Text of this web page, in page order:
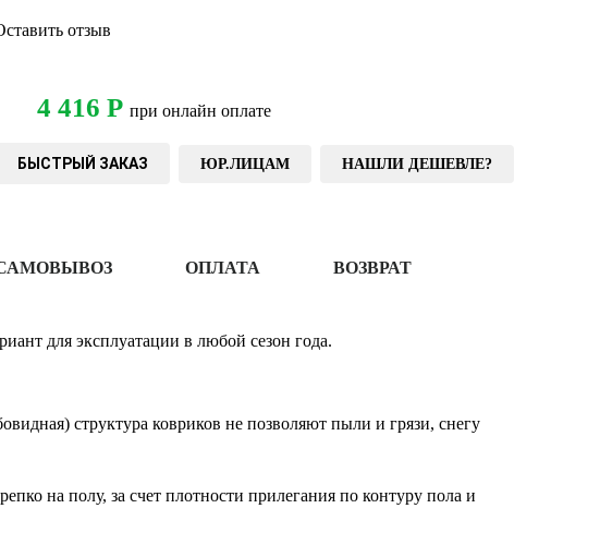
отзыв
4 416 Р при онлайн оплате
БЫСТРЫЙ ЗАКАЗ ЮР.ЛИЦАМ НАШЛИ ДЕШЕВЛЕ?
ОПЛАТА ВОЗВРАТ
для эксплуатации в любой сезон года.
структура ковриков не позволяют пыли и грязи, снегу
на полу, за счет плотности прилегания по контуру пола и